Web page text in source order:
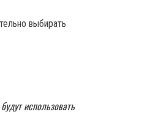
выбирать
использовать